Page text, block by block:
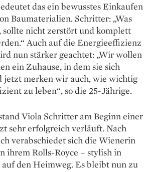
das ein bewusstes Einkaufen
Baumaterialien. Schritter: „Was
sollte nicht zerstört und komplett
Auch auf die Energieeffizienz
nun stärker geachtet: „Wir wollen
ein Zuhause, in dem sie sich
jetzt merken wir auch, wie wichtig
zu leben“, so die 25-Jährige.
Viola Schritter am Beginn einer
sehr erfolgreich verläuft. Nach
verabschiedet sich die Wienerin
ihrem Rolls-Royce – stylish in
den Heimweg. Es bleibt nun zu